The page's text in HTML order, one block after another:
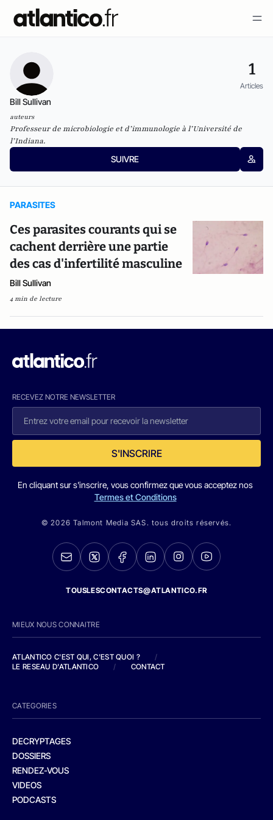
1
Articles
Bill Sullivan
auteurs
Professeur de microbiologie et d’immunologie à l’Université de
l’Indiana.
SUIVRE
PARASITES
Ces parasites courants qui se
cachent derrière une partie
des cas d'infertilité masculine
Bill Sullivan
4 min de lecture
RECEVEZ NOTRE NEWSLETTER
S'INSCRIRE
En cliquant sur s'inscrire, vous confirmez que vous acceptez nos
Termes et Conditions
© 2026 Talmont Media SAS. tous droits réservés.
TOUSLESCONTACTS@ATLANTICO.FR
MIEUX NOUS CONNAITRE
ATLANTICO C'EST QUI, C'EST QUOI ?
/
LE RESEAU D'ATLANTICO
/ CONTACT
CATEGORIES
DECRYPTAGES
DOSSIERS
RENDEZ-VOUS
VIDEOS
PODCASTS